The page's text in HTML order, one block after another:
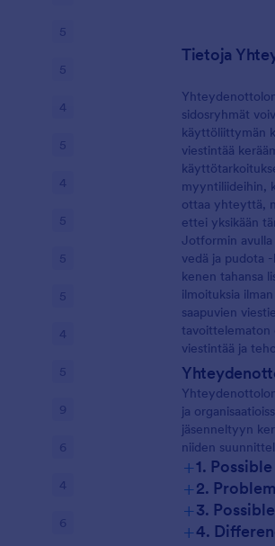
Tietoja
sidosryhmät
käyttöliittymän
viestintää
myyntiliideihin,
ottaa yhteyttä,
ettei yksikään
Jotformin
vedä ja pudota
kenen tahansa
ilmoituksia
saapuvien
tavoittelematon
viestintää ja
ja
jäsenneltyyn
niiden
+1.
+2.
+3.
+4.
5
5
4
5
4
5
5
5
4
5
9
6
4
6